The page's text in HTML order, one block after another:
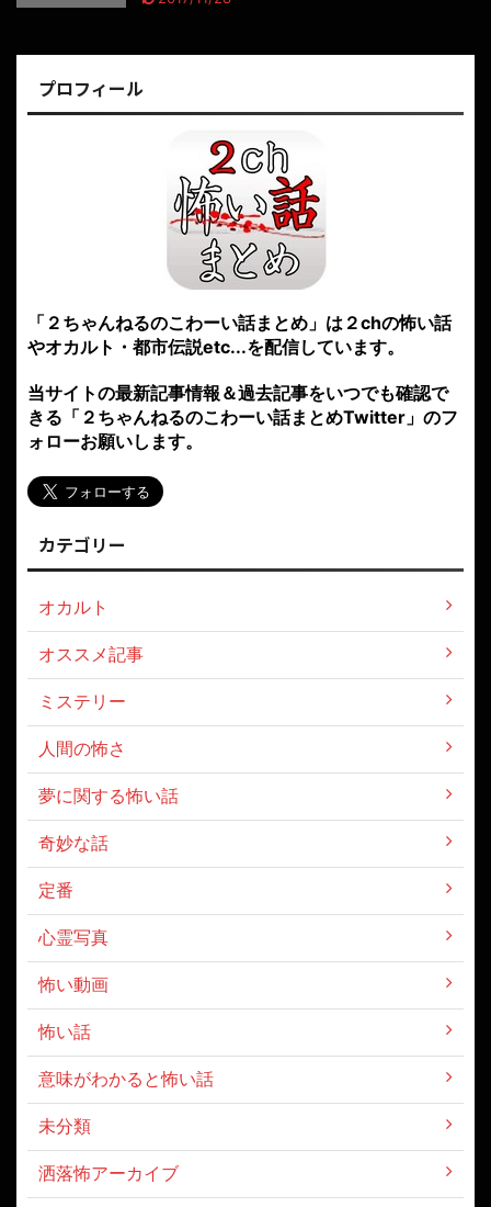
プロフィール
「２ちゃんねるのこわーい話まとめ」は２chの怖い話
やオカルト・都市伝説etc...を配信しています。
当サイトの最新記事情報＆過去記事をいつでも確認で
きる「２ちゃんねるのこわーい話まとめTwitter」のフ
ォローお願いします。
カテゴリー
オカルト
オススメ記事
ミステリー
人間の怖さ
夢に関する怖い話
奇妙な話
定番
心霊写真
怖い動画
怖い話
意味がわかると怖い話
未分類
洒落怖アーカイブ